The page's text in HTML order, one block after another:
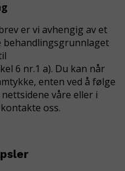
er vi avhengig av et
behandlingsgrunnlaget
6 nr.1 a). Du kan når
enten ved å følge
våre eller i
oss.